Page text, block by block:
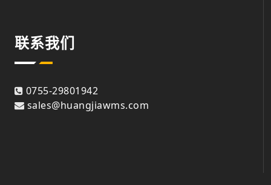
联系我们
0755-29801942
sales@huangjiawms.com